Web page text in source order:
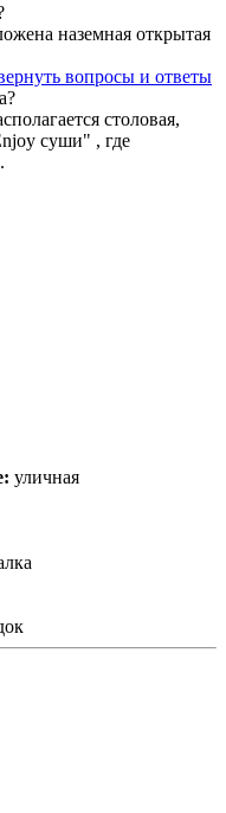
наземная открытая
вопросы и ответы
столовая,
суши" , где
уличная